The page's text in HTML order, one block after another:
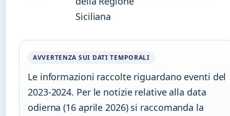
Siciliana
AVVERTENZA SUI DATI TEMPORALI
Le informazioni raccolte riguardano eventi del
2023-2024. Per le notizie relative alla data
odierna (16 aprile 2026) si raccomanda la